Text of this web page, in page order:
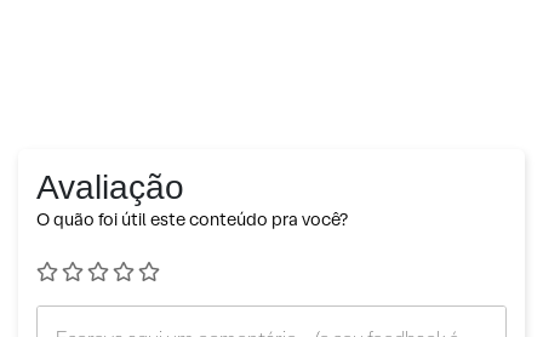
Avaliação
O quão foi útil este conteúdo pra você?